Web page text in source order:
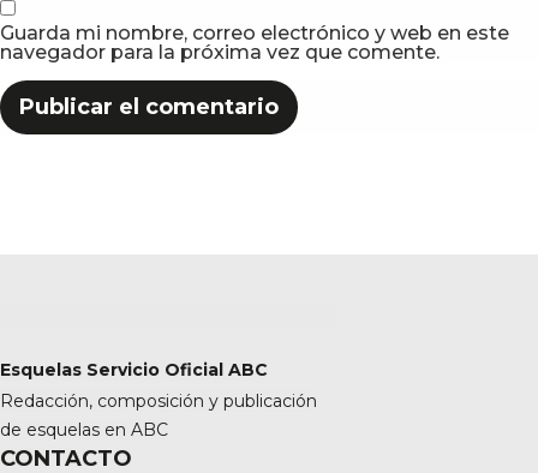
Guarda mi nombre, correo electrónico y web en este
navegador para la próxima vez que comente.
Esquelas Servicio Oficial ABC
Redacción, composición y publicación
de esquelas en ABC
CONTACTO